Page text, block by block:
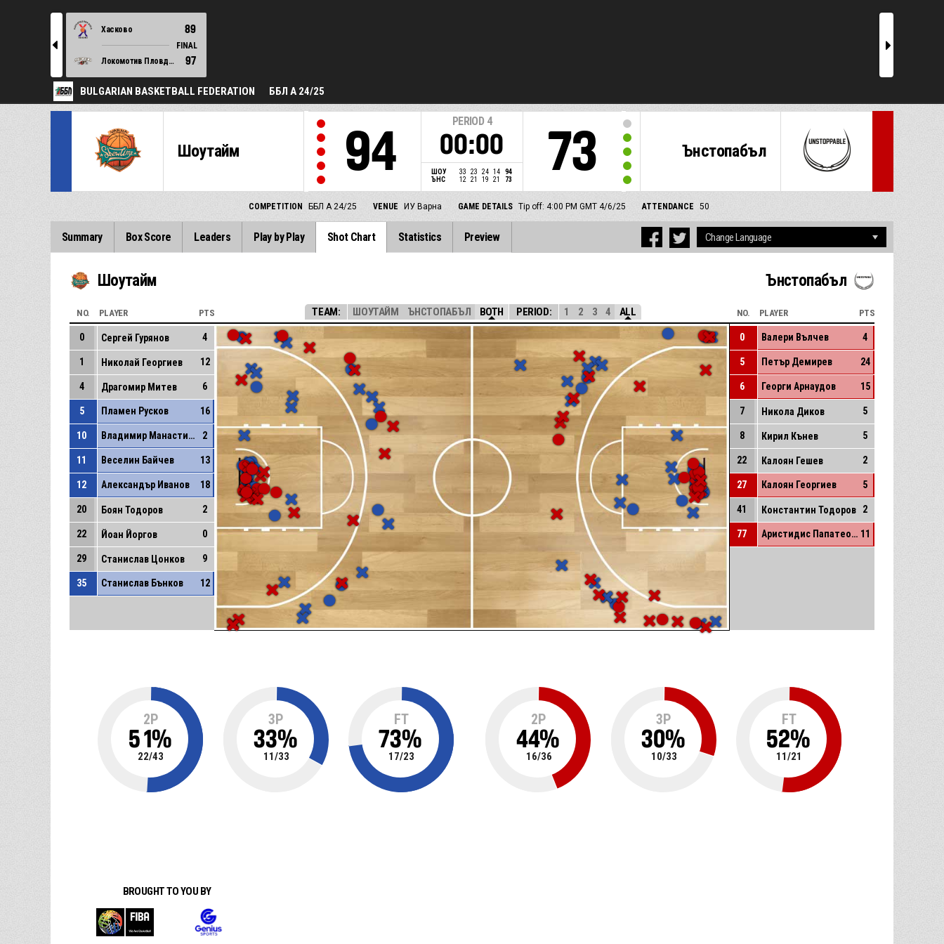
l
Хасково 89
FINAL
Локомотив Пловдив
97
r
BULGARIAN BASKETBALL FEDERATION ББЛ А 24/25
Шоутайм 94
PERIOD 4
00:00
ШОУ 33 23 24 14
94
ЪНС
12 21 19 21 73
Ънстопабъл
73
COMPETITION ББЛ А 24/25 VENUE ИУ Варна GAME DETAILS Tip off: 4:00 PM GMT 4/6/25 ATTENDANCE 50
Summary Box Score Leaders Play by Play Shot Chart Statistics Preview
Шоутайм Ънстопабъл
TEAM: ШОУТАЙМ ЪНСТОПАБЪЛ BOTH PERIOD: 1 2 3 4 ALL
NO. PLAYER PTS
0 Сергей Гурянов 4
1 Николай Георгиев 12
4 Драгомир Митев 6
5 Пламен Русков 16
10 Владимир Манастирли 2
11 Веселин Байчев 13
12 Александър Иванов 18
20 Боян Тодоров 2
22 Йоан Йоргов 0
29 Станислав Цонков 9
35 Станислав Бънков 12
NO. PLAYER PTS
0 Валери Вълчев 4
5 Петър Демирев 24
6 Георги Арнаудов 15
7 Никола Диков 5
8 Кирил Кънев 5
22 Калоян Гешев 2
27 Калоян Георгиев 5
41 Константин Тодоров 2
77 Аристидис Папатеодору 11
2P
51%
22/43
3P
33%
11/33
FT
73%
17/23
2P
44%
16/36
3P
30%
10/33
FT
52%
11/21
BROUGHT TO YOU BY